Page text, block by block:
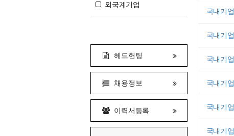
외국계기업
헤드헌팅
채용정보
이력서등록
국내기업
국내기업
국내기업
국내기업
국내기업
국내기업